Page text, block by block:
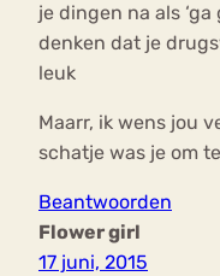
je dingen na als
denken dat je
leuk
Maarr, ik wens jou
schatje was je om
Beantwoorden
Flower girl
17 juni, 2015